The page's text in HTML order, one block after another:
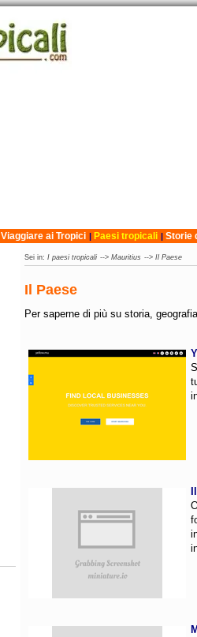
Viaggiare ai Tropici | Paesi tropicali | Storie
Sei in: I paesi tropicali --> Mauritius --> Il Paese
Il Paese
Per saperne di più su storia,